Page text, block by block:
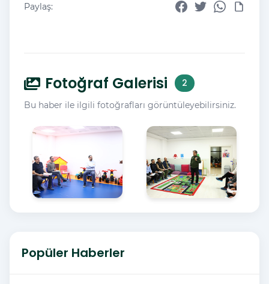
Paylaş:
Fotoğraf Galerisi 2
Bu haber ile ilgili fotoğrafları görüntüleyebilirsiniz.
Popüler Haberler